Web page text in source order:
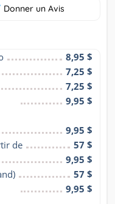
Donner un Avis
8,95 $
7,25 $
7,25 $
9,95 $
9,95 $
de
57 $
9,95 $
57 $
9,95 $